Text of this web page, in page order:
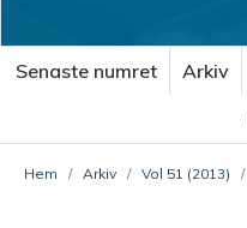
Senaste numret Arkiv
Hem / Arkiv / Vol 51 (2013) /